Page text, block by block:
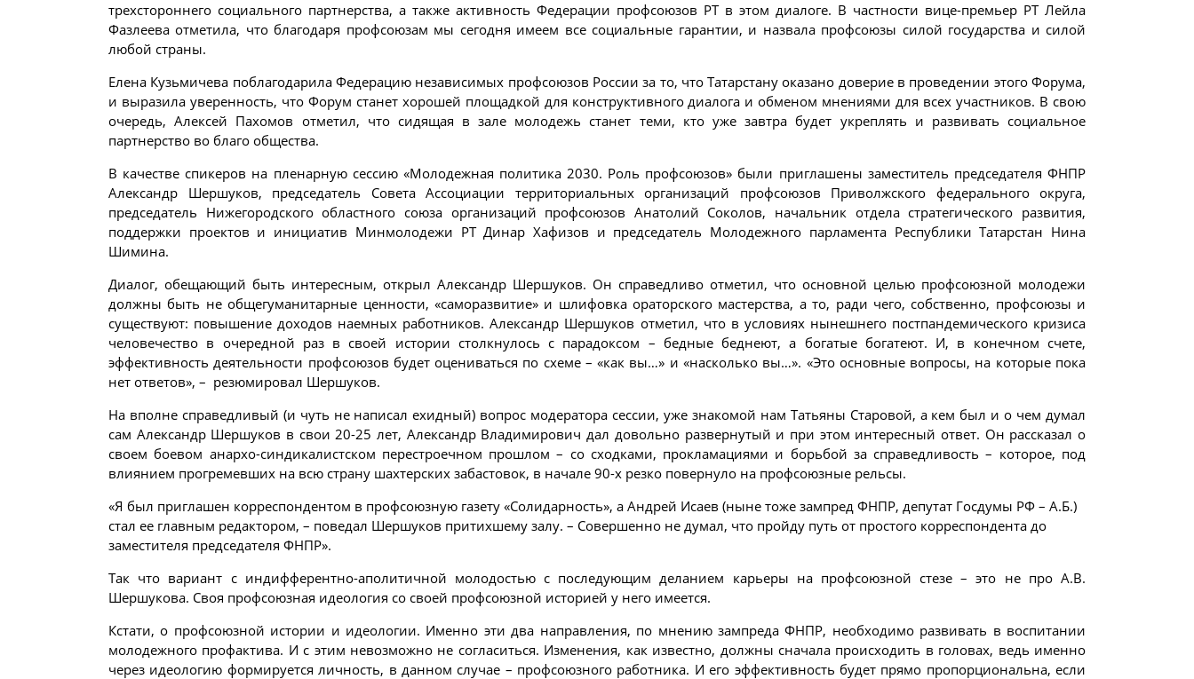
трехстороннего социального партнерства, а также активность Федерации профсоюзов РТ в этом диалоге. В частности вице-премьер РТ Лейла
Фазлеева отметила, что благодаря профсоюзам мы сегодня имеем все социальные гарантии, и назвала профсоюзы силой государства и силой
любой страны.
Елена Кузьмичева поблагодарила Федерацию независимых профсоюзов России за то, что Татарстану оказано доверие в проведении этого Форума,
и выразила уверенность, что Форум станет хорошей площадкой для конструктивного диалога и обменом мнениями для всех участников. В свою
очередь, Алексей Пахомов отметил, что сидящая в зале молодежь станет теми, кто уже завтра будет укреплять и развивать социальное
партнерство во благо общества.
В качестве спикеров на пленарную сессию «Молодежная политика 2030. Роль профсоюзов» были приглашены заместитель председателя ФНПР
Александр Шершуков, председатель Совета Ассоциации территориальных организаций профсоюзов Приволжского федерального округа,
председатель Нижегородского областного союза организаций профсоюзов Анатолий Соколов, начальник отдела стратегического развития,
поддержки проектов и инициатив Минмолодежи РТ Динар Хафизов и председатель Молодежного парламента Республики Татарстан Нина
Шимина.
Диалог, обещающий быть интересным, открыл Александр Шершуков. Он справедливо отметил, что основной целью профсоюзной молодежи
должны быть не общегуманитарные ценности, «саморазвитие» и шлифовка ораторского мастерства, а то, ради чего, собственно, профсоюзы и
существуют: повышение доходов наемных работников. Александр Шершуков отметил, что в условиях нынешнего постпандемического кризиса
человечество в очередной раз в своей истории столкнулось с парадоксом – бедные беднеют, а богатые богатеют. И, в конечном счете,
эффективность деятельности профсоюзов будет оцениваться по схеме – «как вы…» и «насколько вы…». «Это основные вопросы, на которые пока
нет ответов», – резюмировал Шершуков.
На вполне справедливый (и чуть не написал ехидный) вопрос модератора сессии, уже знакомой нам Татьяны Старовой, а кем был и о чем думал
сам Александр Шершуков в свои 20-25 лет, Александр Владимирович дал довольно развернутый и при этом интересный ответ. Он рассказал о
своем боевом анархо-синдикалистском перестроечном прошлом – со сходками, прокламациями и борьбой за справедливость – которое, под
влиянием прогремевших на всю страну шахтерских забастовок, в начале 90-х резко повернуло на профсоюзные рельсы.
«Я был приглашен корреспондентом в профсоюзную газету «Солидарность», а Андрей Исаев (ныне тоже зампред ФНПР, депутат Госдумы РФ – А.Б.)
стал ее главным редактором, – поведал Шершуков притихшему залу. – Совершенно не думал, что пройду путь от простого корреспондента до
заместителя председателя ФНПР».
Так что вариант с индифферентно-аполитичной молодостью с последующим деланием карьеры на профсоюзной стезе – это не про А.В.
Шершукова. Своя профсоюзная идеология со своей профсоюзной историей у него имеется.
Кстати, о профсоюзной истории и идеологии. Именно эти два направления, по мнению зампреда ФНПР, необходимо развивать в воспитании
молодежного профактива. И с этим невозможно не согласиться. Изменения, как известно, должны сначала происходить в головах, ведь именно
через идеологию формируется личность, в данном случае – профсоюзного работника. И его эффективность будет прямо пропорциональна, если